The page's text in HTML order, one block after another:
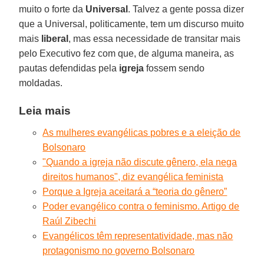
muito o forte da Universal . Talvez a gente possa dizer
que a Universal, politicamente, tem um discurso muito
mais liberal , mas essa necessidade de transitar mais
pelo Executivo fez com que, de alguma maneira, as
pautas defendidas pela igreja fossem sendo
moldadas.
Leia mais
As mulheres evangélicas pobres e a eleição de
Bolsonaro
"Quando a igreja não discute gênero, ela nega
direitos humanos", diz evangélica feminista
Porque a Igreja aceitará a “teoria do gênero”
Poder evangélico contra o feminismo. Artigo de
Raúl Zibechi
Evangélicos têm representatividade, mas não
protagonismo no governo Bolsonaro